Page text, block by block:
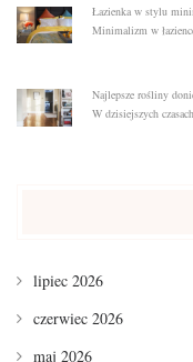
Łazienka w stylu
Minimalizm w
Najlepsze rośliny
W dzisiejszych
lipiec 2026
czerwiec 2026
maj 2026